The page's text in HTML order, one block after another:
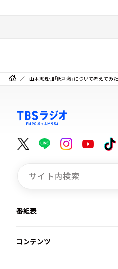
山本恵理伽「低刺激」について考えてみた
番組表
コンテンツ